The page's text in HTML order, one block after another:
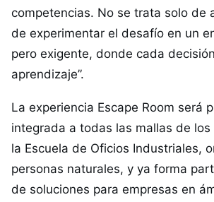
competencias. No se trata solo de
de experimentar el desafío en un
pero exigente, donde cada
aprendizaje”.
La experiencia Escape Room será
integrada a todas las mallas de los
la Escuela de Oficios Industriales,
personas naturales, y ya forma
de soluciones para empresas en